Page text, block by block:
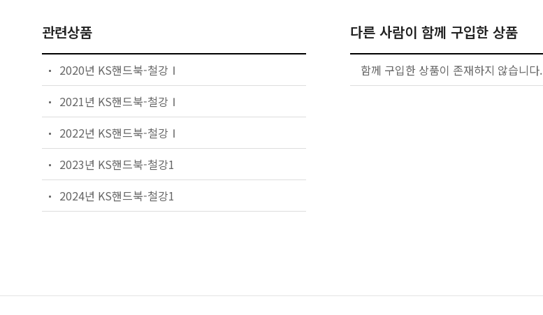
관련상품
2020년 KS핸드북-철강Ⅰ
2021년 KS핸드북-철강Ⅰ
2022년 KS핸드북-철강Ⅰ
2023년 KS핸드북-철강1
2024년 KS핸드북-철강1
다른 사람이 함께 구입한 상품
함께 구입한 상품이 존재하지 않습니다.